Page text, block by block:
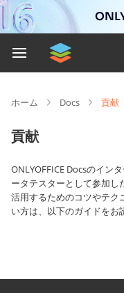
ホーム Docs 貢献
貢献
ONLYOFFICE Docsのイン
ータテスターとして参加し
活用するためのコツやテク
い方は、以下のガイドをお